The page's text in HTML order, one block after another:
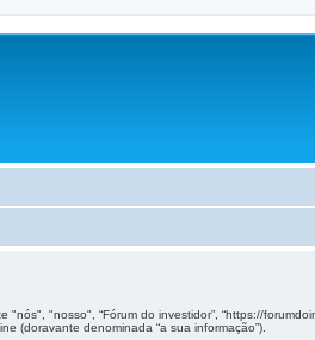
"nosso", “Fórum do investidor”, “https://
(doravante denominada “a sua informação”).